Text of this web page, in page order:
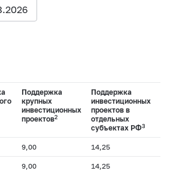
Поддержка
крупных
инвестиционных
проектов2
Поддержка
инвестиционных
проектов в
отдельных
субъектах РФ3
9,00 14,25
9,00 14,25